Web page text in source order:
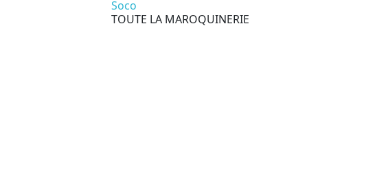
Soco
TOUTE LA MAROQUINERIE